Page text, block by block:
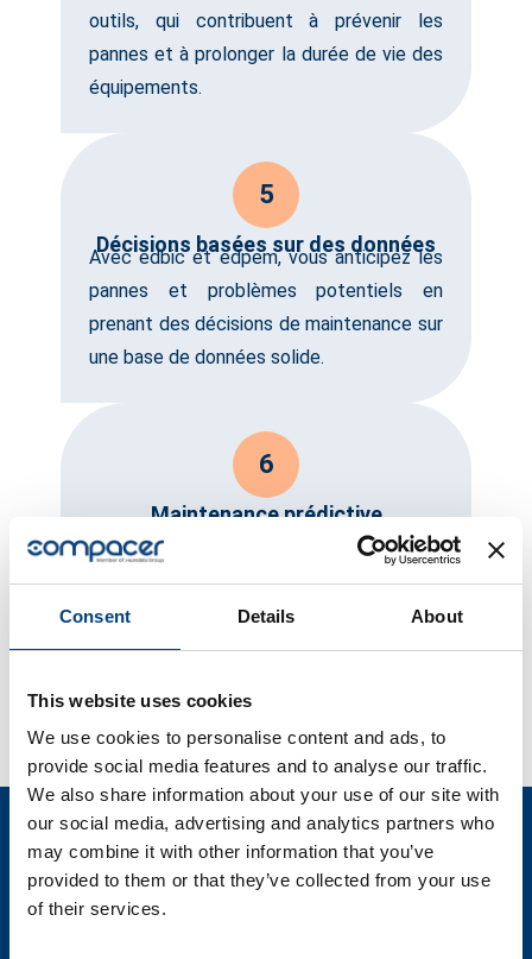
Consent Details About
This website uses cookies
We use cookies to personalise content and ads, to
provide social media features and to analyse our traffic.
We also share information about your use of our site with
our social media, advertising and analytics partners who
may combine it with other information that you’ve
provided to them or that they’ve collected from your use
of their services.
outils, qui contribuent à prévenir les
pannes et à prolonger la durée de vie des
équipements.
5
Décisions basées sur des données
Avec edbic et edpem, vous anticipez les
pannes et problèmes potentiels en
prenant des décisions de maintenance sur
une base de données solide.
6
Maintenance prédictive
les données des machines afin d'établir
prédictive).
Nous sommes certifiés